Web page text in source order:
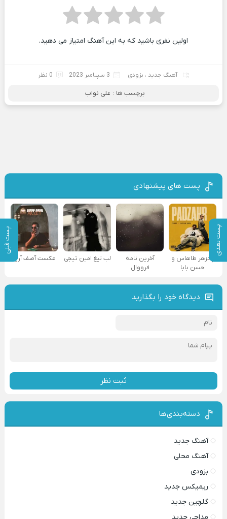
پست بعدی پست قبلی
اولین نفری باشید که به این آهنگ امتیاز می دهید.
آهنگ جدید ، بزودی 3 سپتامبر 2023 0 نظر
برچسب ها : علی نواب
پست های پیشنهادی
پادزهر طاهاس و
حسن بابا
آخرین نامه
فرووال
لب تیغ امین تیجی عکست آصف آریا
دیدگاه خود را بگذارید
ثبت نظر
دسته‌بندی‌ها
آهنگ جدید
آهنگ محلی
بزودی
ریمیکس جدید
گلچین جدید